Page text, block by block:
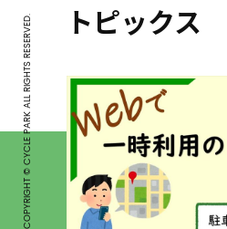
トピックス
COPYRIGHT © CYCLE PARK ALL RIGHTS RESERVED.